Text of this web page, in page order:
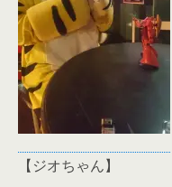
【ジオちゃん】